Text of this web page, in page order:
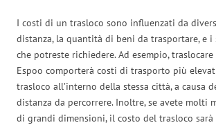
I costi di un trasloco sono influenzati da
distanza, la quantità di beni da trasportare, e
che potreste richiedere. Ad esempio, traslocare
Espoo comporterà costi di trasporto più
trasloco all’interno della stessa città, a causa
distanza da percorrere. Inoltre, se avete molti
di grandi dimensioni, il costo del trasloco